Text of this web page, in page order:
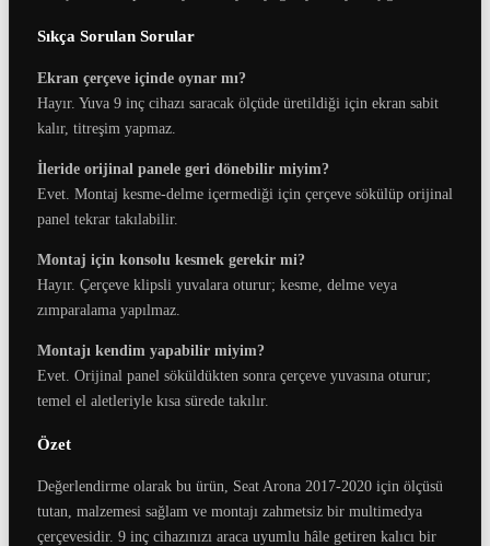
Sıkça Sorulan Sorular
Ekran çerçeve içinde oynar mı?
Hayır. Yuva 9 inç cihazı saracak ölçüde üretildiği için ekran sabit
kalır, titreşim yapmaz.
İleride orijinal panele geri dönebilir miyim?
Evet. Montaj kesme-delme içermediği için çerçeve sökülüp orijinal
panel tekrar takılabilir.
Montaj için konsolu kesmek gerekir mi?
Hayır. Çerçeve klipsli yuvalara oturur; kesme, delme veya
zımparalama yapılmaz.
Montajı kendim yapabilir miyim?
Evet. Orijinal panel söküldükten sonra çerçeve yuvasına oturur;
temel el aletleriyle kısa sürede takılır.
Özet
Değerlendirme olarak bu ürün, Seat Arona 2017-2020 için ölçüsü
tutan, malzemesi sağlam ve montajı zahmetsiz bir multimedya
çerçevesidir. 9 inç cihazınızı araca uyumlu hâle getiren kalıcı bir